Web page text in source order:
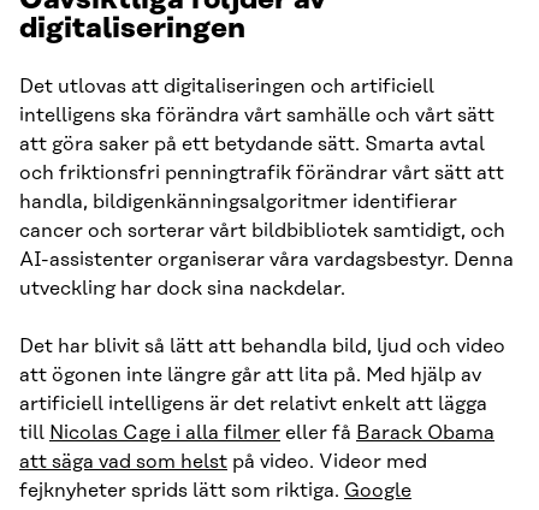
digitaliseringen
Det utlovas att digitaliseringen och artificiell
intelligens ska förändra vårt samhälle och vårt sätt
att göra saker på ett betydande sätt. Smarta avtal
och friktionsfri penningtrafik förändrar vårt sätt att
handla, bildigenkänningsalgoritmer identifierar
cancer och sorterar vårt bildbibliotek samtidigt, och
AI-assistenter organiserar våra vardagsbestyr. Denna
utveckling har dock sina nackdelar.
Det har blivit så lätt att behandla bild, ljud och video
att ögonen inte längre går att lita på. Med hjälp av
artificiell intelligens är det relativt enkelt att lägga
till Nicolas Cage i alla filmer eller få Barack Obama
att säga vad som helst på video. Videor med
fejknyheter sprids lätt som riktiga. Google